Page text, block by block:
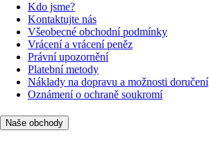
Kdo jsme?
Kontaktujte nás
Všeobecné obchodní podmínky
Vrácení a vrácení peněz
Právní upozornění
Platební metody
Náklady na dopravu a možnosti doručení
Oznámení o ochraně soukromí
Naše obchody